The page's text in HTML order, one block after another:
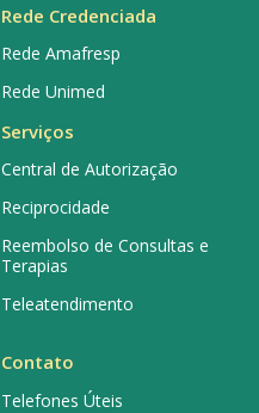
Rede Credenciada
Rede Amafresp
Rede Unimed
Serviços
Central de Autorização
Reciprocidade
Reembolso de Consultas e
Terapias
Teleatendimento
Contato
Telefones Úteis